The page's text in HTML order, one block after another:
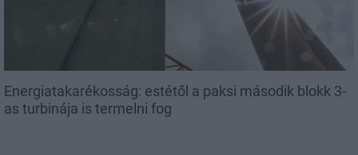
Energiatakarékosság: estétől a paksi második blokk 3-
as turbinája is termelni fog